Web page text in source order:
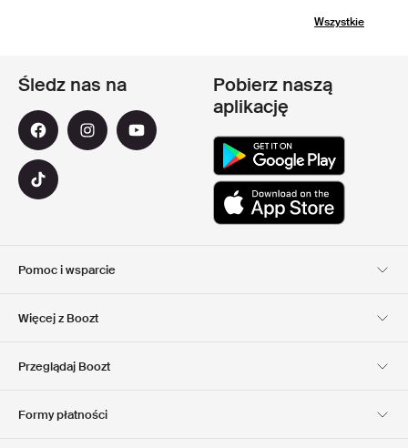
Wszystkie
Pomoc i wsparcie
Więcej z Boozt
Przeglądaj Boozt
Śledz nas na
Pobierz naszą
aplikację
Formy płatności